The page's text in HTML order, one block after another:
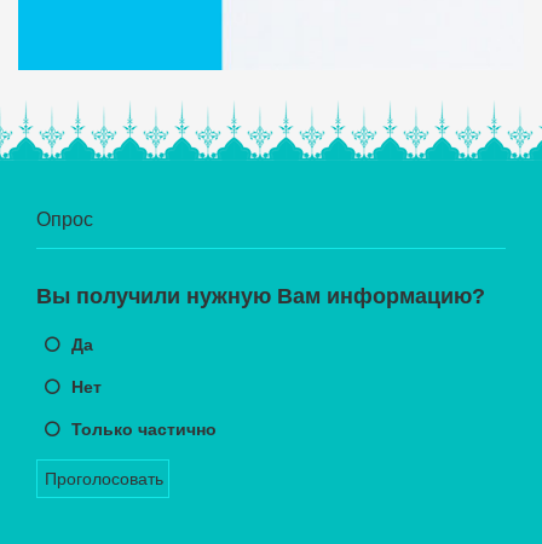
Опрос
Вы получили нужную Вам информацию?
Да
Нет
Только частично
Проголосовать